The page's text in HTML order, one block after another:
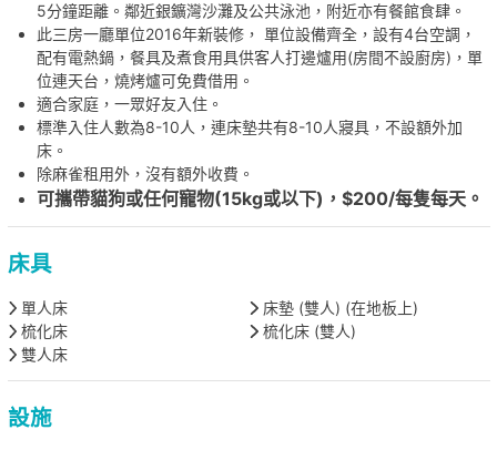
5分鐘距離。鄰近銀鑛灣沙灘及公共泳池，附近亦有餐館食肆。
此三房一廳單位2016年新裝修， 單位設備齊全，設有4台空調，
配有電熱鍋，餐具及煮食用具供客人打邊爐用(房間不設廚房)，單
位連天台，燒烤爐可免費借用。
適合家庭，一眾好友入住。
標準入住人數為8-10人，連床墊共有8-10人寢具，不設額外加
床。
除麻雀租用外，沒有額外收費。
可攜帶貓狗或任何寵物(15kg或以下)，$200/每隻每天。
床具
單人床
床墊 (雙人) (在地板上)
梳化床
梳化床 (雙人)
雙人床
設施